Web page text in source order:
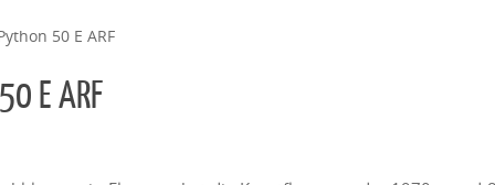
50 E ARF
E ARF